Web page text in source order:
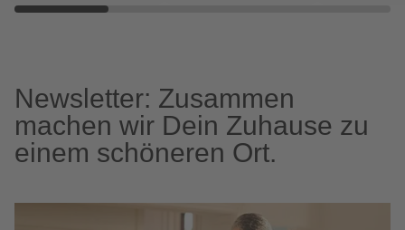
Newsletter: Zusammen
machen wir Dein Zuhause zu
einem schöneren Ort.